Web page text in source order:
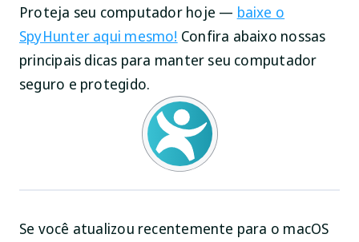
Proteja seu computador hoje — baixe o
SpyHunter aqui mesmo! Confira abaixo nossas
principais dicas para manter seu computador
seguro e protegido.
Se você atualizou recentemente para o macOS